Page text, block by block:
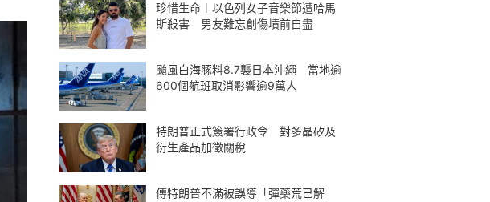
珍惜生命︱以色列女子音樂節遭哈馬
斯殺害 男友難忘創傷墳前自盡
颱風白海豚料8.7襲日本沖繩 當地逾
600個航班取消影響逾9萬人
特朗普正式簽署行政令 對多晶矽及
衍生產品加徵關稅
傳特朗普不滿被誤導「彈藥荒已解